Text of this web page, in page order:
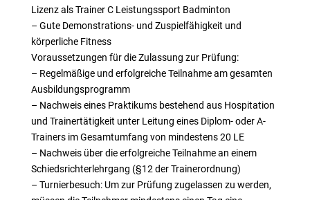
Lizenz als Trainer C Leistungssport Badminton
– Gute Demonstrations- und Zuspielfähigkeit und
körperliche Fitness
Voraussetzungen für die Zulassung zur Prüfung:
– Regelmäßige und erfolgreiche Teilnahme am gesamten
Ausbildungsprogramm
– Nachweis eines Praktikums bestehend aus Hospitation
und Trainertätigkeit unter Leitung eines Diplom- oder A-
Trainers im Gesamtumfang von mindestens 20 LE
– Nachweis über die erfolgreiche Teilnahme an einem
Schiedsrichterlehrgang (§12 der Trainerordnung)
– Turnierbesuch: Um zur Prüfung zugelassen zu werden,